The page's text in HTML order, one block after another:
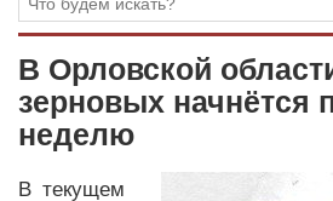
В Орловской
зерновых начнётся
неделю
В текущем